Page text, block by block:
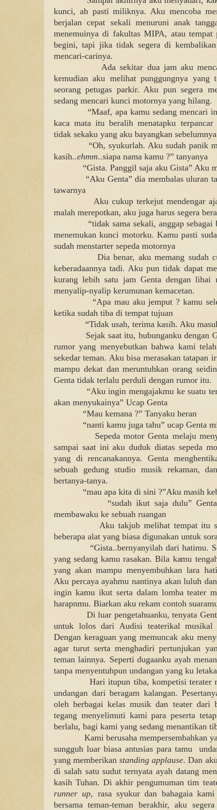
kunci, ah pasti miliknya. Aku mencoba
berjalan cepat sekali menuruni anak
menemuinya di fakultas MIPA, atau
begini, tapi jika tidak segera di
mencari-carinya.
Ada sekitar dua jam aku
kemudian aku melihat punggungnya yang
seorang petugas parkir. Aku pun segera
sedang mencari kunci motornya yang hilang.
“Maaf, apa kamu sedang mencari
kaca mata itu beralih menatapku
tidak sekaku yang aku bayangkan sebelumnya
“Oh, syukurlah. Aku sudah panik
kasih..ehmm..siapa nama kamu ?” tanyanya
“Gista. Panggil saja aku Gista” Aku
“Aku Genta” dia membalas uluran
tawarnya
Aku cukup terkejut mendengar
malah merepotkan, aku juga harus segera
“tidak sama sekali, anggap
menemukan kunci motorku. Kamu pasti
sudah menstarter sepeda motornya
Dia benar, aku memang sudah
keberadaannya tadi. Aku pun tidak dapat
kurang lebih satu jam Genta dengan lihai
menyalip-nyalip kerumunan kemacetan.
“Apa mau aku jemput ? kamu
ketika sudah tiba di tempat tujuan
“Tidak usah, terima kasih. Aku
Sejak saat itu, hubunganku dengan
rumor yang menyebutkan bahwa kami
sekedar teman. Aku bisa merasakan tatapan
mampu dekat dan meruntuhkan orang
Genta tidak terlalu perduli dengan rumor itu.
“Aku ingin mengajakmu ke suatu
akan menyukainya” Ucap Genta
“Mau kemana ?” Tanyaku heran
“nanti kamu juga tahu” ucap Genta
Sepeda motor Genta melaju
sampai saat ini aku duduk diatas sepeda
yang di rencanakannya. Genta
sebuah gedung studio musik rekaman,
bertanya-tanya.
“mau apa kita di sini ?”Aku masih
“sudah ikut saja dulu”
membawaku ke sebuah ruangan
Aku takjub melihat tempat itu
beberapa alat yang biasa digunakan untuk
“Gista..bernyanyilah dari hatimu.
yang sedang kamu rasakan. Bila kamu
yang akan mampu menyembuhkan lara
Aku percaya ayahmu nantinya akan luluh
ingin kamu ikut serta dalam lomba teater
harapnmu. Biarkan aku rekam contoh
Di luar pengetahuanku, tenyata
untuk lolos dari Audisi teaterikal
Dengan keraguan yang memuncak aku
agar turut serta menghadiri pertunjukan
teman lainnya. Seperti dugaanku ayah
tanpa menyentuhpun undangan yang ku
Hari itupun tiba, kompetisi terater
undangan dari beragam kalangan.
oleh berbagai kelas musik dan teater dari
tegang menyelimuti kami para peserta
berlalu, bagi kami yang sedang menantikan
Kami berusaha mempersembahkan
sungguh luar biasa antusias para tamu
yang memberikanstanding applause. Dan
di salah satu sudut ternyata ayah datang
kasih Tuhan. Di akhir pengumuman tim
runner up, rasa syukur dan bahagaia kami
bersama teman-teman berakhir, aku